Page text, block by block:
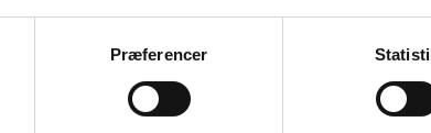
Præferencer
er nødvendig.
og andre steder med
halvpaller, håndsving til løft og